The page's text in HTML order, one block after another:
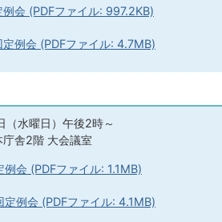
例会 (PDFファイル: 997.2KB)
定例会 (PDFファイル: 4.7MB)
水曜日）午後2時～
舎2階 大会議室
会 (PDFファイル: 1.1MB)
定例会 (PDFファイル: 4.1MB)